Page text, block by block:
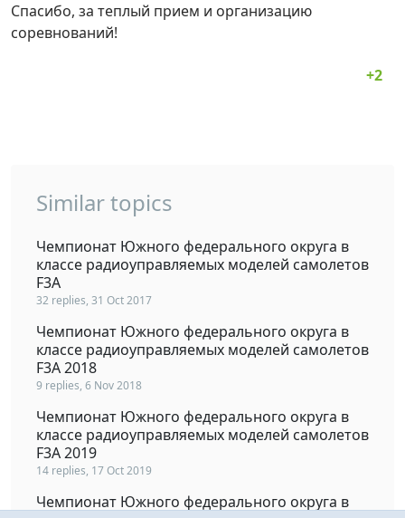
Спасибо, за теплый прием и организацию
соревнований!
Similar topics
Чемпионат Южного федерального округа в
классе радиоуправляемых моделей самолетов
F3A
32 replies, 31 Oct 2017
Чемпионат Южного федерального округа в
классе радиоуправляемых моделей самолетов
F3A 2018
9 replies, 6 Nov 2018
Чемпионат Южного федерального округа в
классе радиоуправляемых моделей самолетов
F3A 2019
14 replies, 17 Oct 2019
Чемпионат Южного федерального округа в